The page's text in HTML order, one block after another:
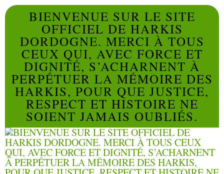
BIENVENUE SUR LE SITE
OFFICIEL DE HARKIS
DORDOGNE. MERCI À TOUS
CEUX QUI, AVEC FORCE ET
DIGNITÉ, S’ACHARNENT À
PERPÉTUER LA MÉMOIRE DES
HARKIS, POUR QUE JUSTICE,
RESPECT ET HISTOIRE NE
SOIENT JAMAIS OUBLIÉS.